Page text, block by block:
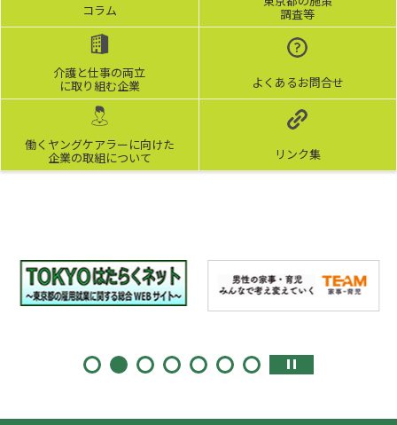
コラム 調査等
介護と仕事の両立
に取り組む企業 よくあるお問合せ
働くヤングケアラーに向けた
企業の取組について リンク集